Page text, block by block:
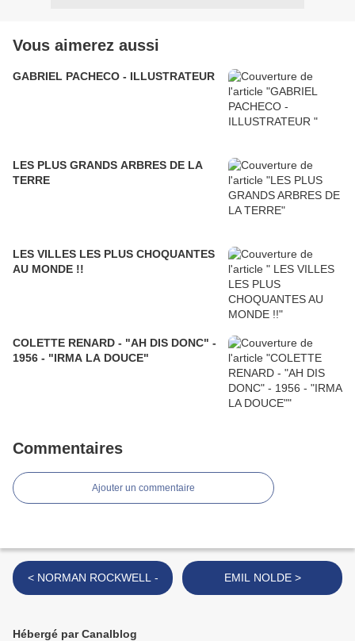
Vous aimerez aussi
GABRIEL PACHECO - ILLUSTRATEUR
LES PLUS GRANDS ARBRES DE LA
TERRE
LES VILLES LES PLUS CHOQUANTES
AU MONDE !!
COLETTE RENARD - "AH DIS DONC" -
1956 - "IRMA LA DOUCE"
Commentaires
Ajouter un commentaire
< NORMAN ROCKWELL - EMIL NOLDE >
Hébergé par Canalblog